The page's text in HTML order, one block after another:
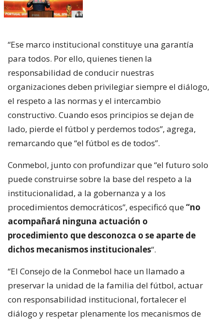
“Ese marco institucional constituye una garantía
para todos. Por ello, quienes tienen la
responsabilidad de conducir nuestras
organizaciones deben privilegiar siempre el diálogo,
el respeto a las normas y el intercambio
constructivo. Cuando esos principios se dejan de
lado, pierde el fútbol y perdemos todos”, agrega,
remarcando que “el fútbol es de todos”.
Conmebol, junto con profundizar que “el futuro solo
puede construirse sobre la base del respeto a la
institucionalidad, a la gobernanza y a los
procedimientos democráticos”, especificó que“no
acompañará ninguna actuación o
procedimiento que desconozca o se aparte de
dichos mecanismos institucionales“.
“El Consejo de la Conmebol hace un llamado a
preservar la unidad de la familia del fútbol, actuar
con responsabilidad institucional, fortalecer el
diálogo y respetar plenamente los mecanismos de